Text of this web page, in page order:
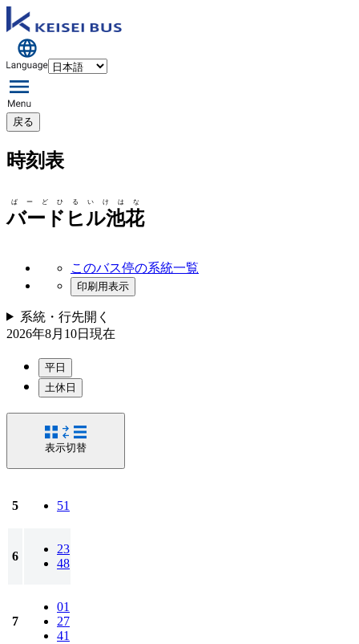
戻る
時刻表
バードヒル池花
ばーどひるいけはな
このバス停の系統一覧
印刷用表示
系統・行先開く
2026年8月10日 現在
平日
土休日
表示切替
5 51
6
23
48
7
01
27
41